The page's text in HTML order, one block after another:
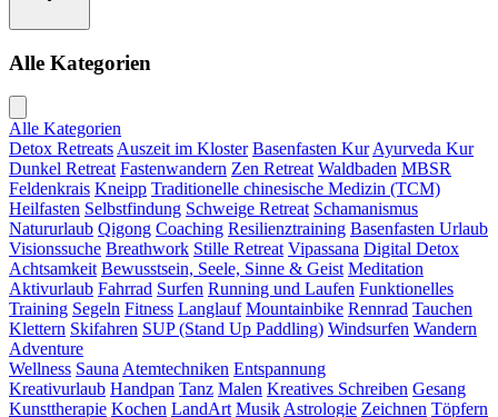
Alle Kategorien
Alle Kategorien
Detox Retreats Auszeit im Kloster Basenfasten Kur Ayurveda Kur
Dunkel Retreat Fastenwandern Zen Retreat Waldbaden MBSR
Feldenkrais Kneipp Traditionelle chinesische Medizin (TCM)
Heilfasten Selbstfindung Schweige Retreat Schamanismus
Natururlaub Qigong Coaching Resilienztraining Basenfasten Urlaub
Visionssuche Breathwork Stille Retreat Vipassana Digital Detox
Achtsamkeit Bewusstsein, Seele, Sinne & Geist Meditation
Aktivurlaub Fahrrad Surfen Running und Laufen Funktionelles
Training Segeln Fitness Langlauf Mountainbike Rennrad Tauchen
Klettern Skifahren SUP (Stand Up Paddling) Windsurfen Wandern
Adventure
Wellness Sauna Atemtechniken Entspannung
Kreativurlaub Handpan Tanz Malen Kreatives Schreiben Gesang
Kunsttherapie Kochen LandArt Musik Astrologie Zeichnen Töpfern